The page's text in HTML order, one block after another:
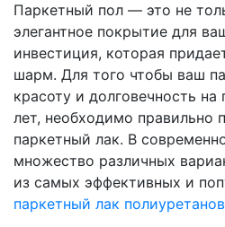
Паркетный пол — это не
элегантное покрытие для
инвестиция, которая
шарм. Для того чтобы ваш
красоту и долговечность
лет, необходимо правильно
паркетный лак. В
множество различных
из самых эффективных и
паркетный лак